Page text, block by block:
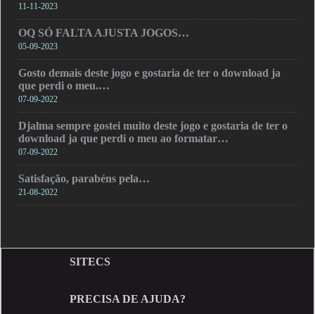
11-11-2023
OQ SÓ FALTA AJUSTA JOGOS…
05-09-2023
Gosto demais deste jogo e gostaria de ter o download ja
que perdi o meu.…
07-09-2022
Djalma sempre gostei muito deste jogo e gostaria de ter o
download ja que perdi o meu ao formatar…
07-09-2022
Satisfação, parabéns pela…
21-08-2022
SITECS
PRECISA DE AJUDA?